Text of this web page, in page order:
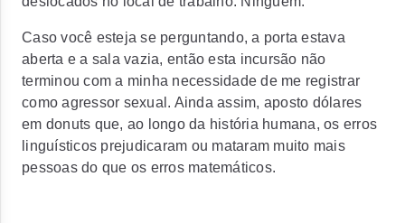
Caso você esteja se perguntando, a porta estava
aberta e a sala vazia, então esta incursão não
terminou com a minha necessidade de me registrar
como agressor sexual. Ainda assim, aposto dólares
em donuts que, ao longo da história humana, os erros
linguísticos prejudicaram ou mataram muito mais
pessoas do que os erros matemáticos.